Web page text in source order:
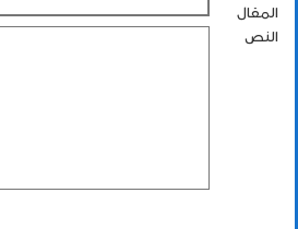
المقال
النص